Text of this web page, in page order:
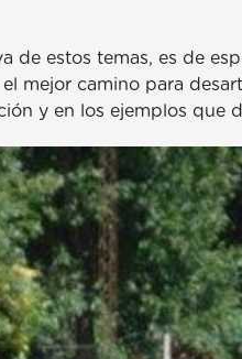
de estos temas, es de
mejor camino para
y en los ejemplos que